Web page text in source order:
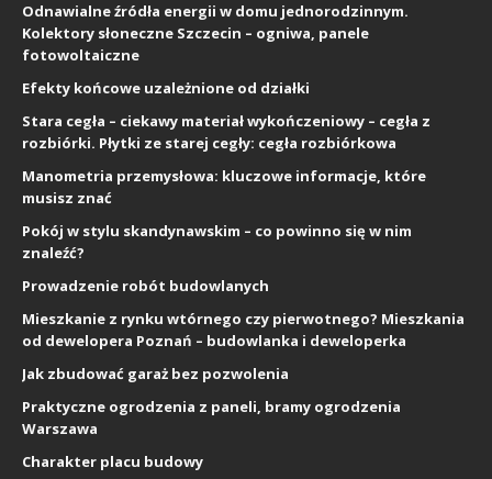
Odnawialne źródła energii w domu jednorodzinnym.
Kolektory słoneczne Szczecin – ogniwa, panele
fotowoltaiczne
Efekty końcowe uzależnione od działki
Stara cegła – ciekawy materiał wykończeniowy – cegła z
rozbiórki. Płytki ze starej cegły: cegła rozbiórkowa
Manometria przemysłowa: kluczowe informacje, które
musisz znać
Pokój w stylu skandynawskim – co powinno się w nim
znaleźć?
Prowadzenie robót budowlanych
Mieszkanie z rynku wtórnego czy pierwotnego? Mieszkania
od dewelopera Poznań – budowlanka i deweloperka
Jak zbudować garaż bez pozwolenia
Praktyczne ogrodzenia z paneli, bramy ogrodzenia
Warszawa
Charakter placu budowy